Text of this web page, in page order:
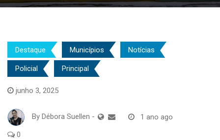
Destaque Municípios Notícias
Policial Principal
junho 3, 2025
By Débora Suellen - 1 ano ago
0